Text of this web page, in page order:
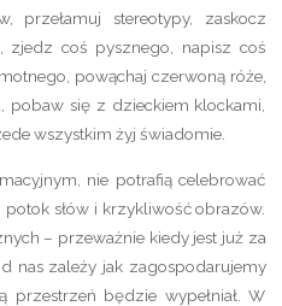
przełamuj stereotypy, zaskocz
zjedz coś pysznego, napisz coś
powąchaj czerwoną róże,
pobaw się z dzieckiem klockami,
wszystkim żyj świadomie.
nie potrafią celebrować
słów i krzykliwość obrazów.
– przeważnie kiedy jest już za
nas zależy jak zagospodarujemy
przestrzeń będzie wypełniał. W